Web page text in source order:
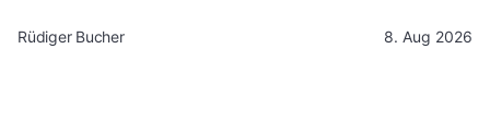
Rüdiger Bucher 8. Aug 2026